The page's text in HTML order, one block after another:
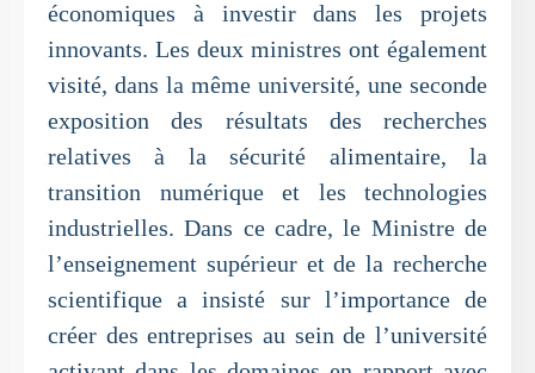
économiques à investir dans les projets
innovants. Les deux ministres ont également
visité, dans la même université, une seconde
exposition des résultats des recherches
relatives à la sécurité alimentaire, la
transition numérique et les technologies
industrielles. Dans ce cadre, le Ministre de
l’enseignement supérieur et de la recherche
scientifique a insisté sur l’importance de
créer des entreprises au sein de l’université